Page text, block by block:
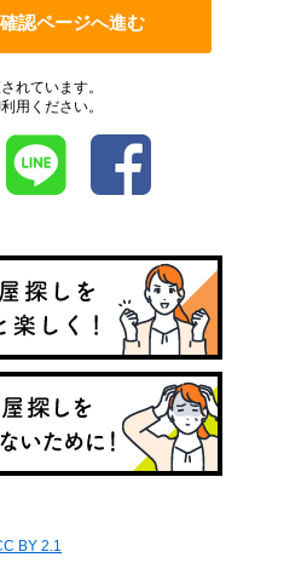
れています。
用ください。
BY 2.1